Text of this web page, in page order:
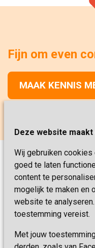
Deze website
Wij gebruiken
goed te laten
content te
mogelijk te maken en
website te
toestemming vereist.
Met jouw
Onze functies
Verpleegkunde
Verzorging
Coördinator Zorg &
Helpende
Vacatures
Werken & Leren
Veelgestelde
Fijn om even
MAAK KENNIS